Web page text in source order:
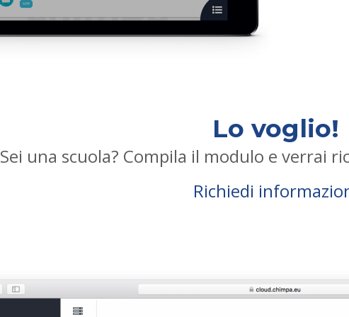
Lo voglio!
Sei una scuola? Compila il modulo e verrai
Richiedi